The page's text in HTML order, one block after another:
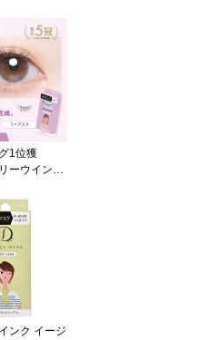
1位獲
ーウインク
げ 部分用
シュ ナチュ
ンク イージ